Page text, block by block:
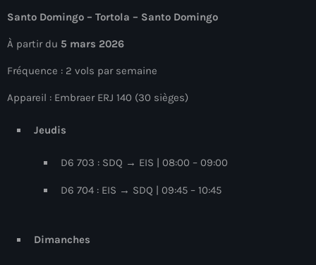
#KPK
#NouBoukeTann
Santo Domingo – Tortola – Santo Domingo
À partir du 5 mars 2026
Fréquence : 2 vols par semaine
Appareil : Embraer ERJ 140 (30 sièges)
Jeudis
D6 703 : SDQ → EIS | 08:00 – 09:00
D6 704 : EIS → SDQ | 09:45 – 10:45
Dimanches